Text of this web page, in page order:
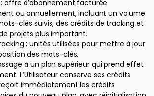
: offre d’abonnement facturée
ou annuellement, incluant un volume
clés suivis, des crédits de tracking et
projets plus important.
: unités utilisées pour mettre à jour
des mots-clés.
à un plan supérieur qui prend effet
L’Utilisateur conserve ses crédits
immédiatement les crédits